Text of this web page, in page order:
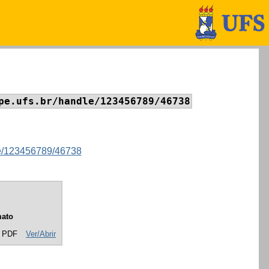
handle/123456789/46738
123456789/46738
PDF Ver/Abrir